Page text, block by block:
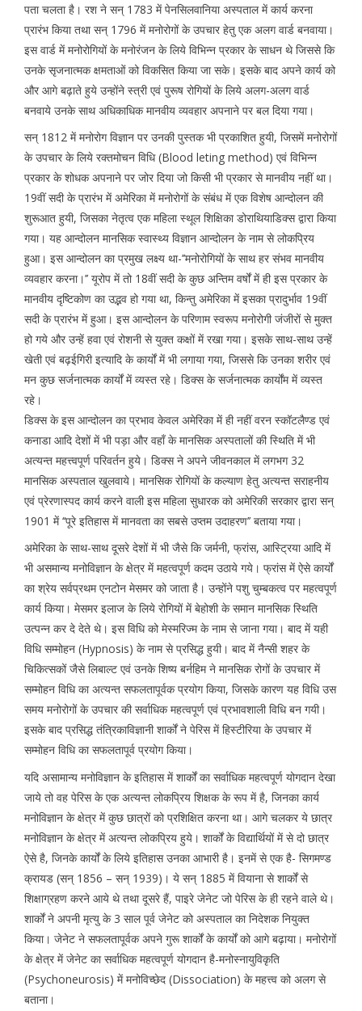
पता चलता है। रश ने सन् 1783 में पेनसिलवानिया अस्पताल में कार्य करना
प्रारंभ किया तथा सन् 1796 में मनोरोगों के उपचार हेतु एक अलग वार्ड बनवाया।
इस वार्ड में मनोरोगियों के मनोरंजन के लिये विभिन्न प्रकार के साधन थे जिससे कि
उनके सृजनात्मक क्षमताओं को विकसित किया जा सके। इसके बाद अपने कार्य को
और आगे बढ़ाते हुये उन्होंने स्त्री एवं पुरूष रोगियों के लिये अलग-अलग वार्ड
बनवाये उनके साथ अधिकाधिक मानवीय व्यवहार अपनाने पर बल दिया गया।
सन् 1812 में मनोरोग विज्ञान पर उनकी पुस्तक भी प्रकाशित हुयी, जिसमें मनोरोगों
के उपचार के लिये रक्तमोचन विधि (Blood leting method) एवं विभिन्न
प्रकार के शोधक अपनाने पर जोर दिया जो किसी भी प्रकार से मानवीय नहीं था।
19वीं सदी के प्रारंभ में अमेरिका में मनोरोगों के संबंध में एक विशेष आन्दोलन की
शुरूआत हुयी, जिसका नेतृत्व एक महिला स्थूल शिक्षिका डोराथियाडिक्स द्वारा किया
गया। यह आन्दोलन मानसिक स्वास्थ्य विज्ञान आन्दोलन के नाम से लोकप्रिय
हुआ। इस आन्दोलन का प्रमुख लक्ष्य था-’’मनोरोगियों के साथ हर संभव मानवीय
व्यवहार करना।’’ यूरोप में तो 18वीं सदी के कुछ अन्तिम वर्षों में ही इस प्रकार के
मानवीय दृष्टिकोण का उद्भव हो गया था, किन्तु अमेरिका में इसका प्रादुर्भाव 19वीं
सदी के प्रारंभ में हुआ। इस आन्दोलन के परिणाम स्वरूप मनोरोगी जंजीरों से मुक्त
हो गये और उन्हें हवा एवं रोशनी से युक्त कक्षों में रखा गया। इसके साथ-साथ उन्हें
खेती एवं बढ़ईगिरी इत्यादि के कार्यों में भी लगाया गया, जिससे कि उनका शरीर एवं
मन कुछ सर्जनात्मक कार्यों में व्यस्त रहे। डिक्स के सर्जनात्मक कार्योंम में व्यस्त
रहे।
डिक्स के इस आन्दोलन का प्रभाव केवल अमेरिका में ही नहीं वरन स्कॉटलैण्ड एवं
कनाडा आदि देशों में भी पड़ा और वहाँ के मानसिक अस्पतालों की स्थिति में भी
अत्यन्त महत्त्वपूर्ण परिवर्तन हुये। डिक्स ने अपने जीवनकाल में लगभग 32
मानसिक अस्पताल खुलवाये। मानसिक रोगियों के कल्याण हेतु अत्यन्त सराहनीय
एवं प्रेरणास्पद कार्य करने वाली इस महिला सुधारक को अमेरिकी सरकार द्वारा सन्
1901 में ‘‘पूरे इतिहास में मानवता का सबसे उप्तम उदाहरण’’ बताया गया।
अमेरिका के साथ-साथ दूसरे देशों में भी जैसे कि जर्मनी, फ्रांस, आस्ट्रिया आदि में
भी असमान्य मनोविज्ञान के क्षेत्र में महत्वपूर्ण कदम उठाये गये। फ्रांस में ऐसे कार्यों
का श्रेय सर्वप्रथम एनटोन मेसमर को जाता है। उन्होंने पशु चुम्बकत्व पर महत्वपूर्ण
कार्य किया। मेसमर इलाज के लिये रोगियों में बेहोशी के समान मानसिक स्थिति
उत्पन्न कर दे देते थे। इस विधि को मेस्मरिज्म के नाम से जाना गया। बाद में यही
विधि सम्मोहन (Hypnosis) के नाम से प्रसिद्ध हुयी। बाद में नैन्सी शहर के
चिकित्सकों जैसे लिबाल्ट एवं उनके शिष्य बर्नहिम ने मानसिक रोगों के उपचार में
सम्मोहन विधि का अत्यन्त सफलतापूर्वक प्रयोग किया, जिसके कारण यह विधि उस
समय मनोरोगों के उपचार की सर्वाधिक महत्वपूर्ण एवं प्रभावशाली विधि बन गयी।
इसके बाद प्रसिद्ध तंत्रिकाविज्ञानी शार्कों ने पेरिस में हिस्टीरिया के उपचार में
सम्मोहन विधि का सफलतापूर्व प्रयोग किया।
यदि असामान्य मनोविज्ञान के इतिहास में शार्कों का सर्वाधिक महत्वपूर्ण योगदान देखा
जाये तो वह पेरिस के एक अत्यन्त लोकप्रिय शिक्षक के रूप में है, जिनका कार्य
मनोविज्ञान के क्षेत्र में कुछ छात्रों को प्रशिक्षित करना था। आगे चलकर ये छात्र
मनोविज्ञान के क्षेत्र में अत्यन्त लोकप्रिय हुये। शार्कों के विद्यार्थियों में से दो छात्र
ऐसे है, जिनके कार्यों के लिये इतिहास उनका आभारी है। इनमें से एक है- सिगमण्ड
क्रायड (सन् 1856 – सन् 1939)। ये सन् 1885 में वियाना से शार्कों से
शिक्षाग्रहण करने आये थे तथा दूसरे हैं, पाइरे जेनेट जो पेरिस के ही रहने वाले थे।
शार्कों ने अपनी मृत्यु के 3 साल पूर्व जेनेट को अस्पताल का निदेशक नियुक्त
किया। जेनेट ने सफलतापूर्वक अपने गुरू शार्कों के कार्यों को आगे बढ़ाया। मनोरोगों
के क्षेत्र में जेनेट का सर्वाधिक महत्वपूर्ण योगदान है-मनोस्नायुविकृति
(Psychoneurosis) में मनोविच्छेद (Dissociation) के महत्त्व को अलग से
बताना।